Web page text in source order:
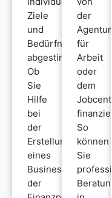
Ziele
und
Bedürfnisse
abgestimmt.
Ob
Sie
Hilfe
bei
der
Erstellung
eines
Businessplans,
der
der
Agentur
für
Arbeit
oder
dem
So
können
Sie
Beratung